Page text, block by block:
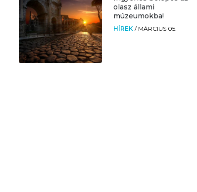
olasz állami
múzeumokba!
HÍREK / MÁRCIUS 05.